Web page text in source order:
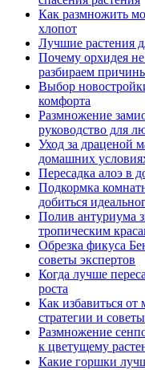
Как размножить
хлопот
Лучшие растения
Почему орхидея
разбираем
Выбор
комфорта
Размножение
руководство для
Уход за драценой
домашних
Пересадка алоэ в
Подкормка
добиться
Полив антуриума
тропическим
Обрезка фикуса
советы экспертов
Когда лучше
роста
Как избавиться
стратегии и советы
Размножение
к цветущему
Какие горшки